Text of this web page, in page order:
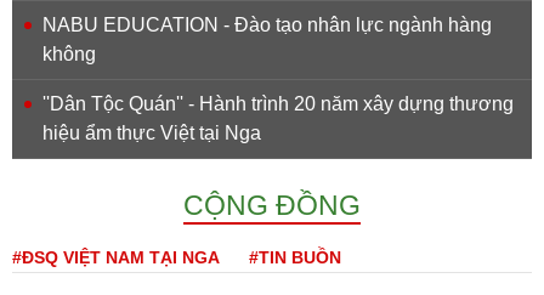
NABU EDUCATION - Đào tạo nhân lực ngành hàng
không
''Dân Tộc Quán'' - Hành trình 20 năm xây dựng thương
hiệu ẩm thực Việt tại Nga
CỘNG ĐỒNG
#ĐSQ VIỆT NAM TẠI NGA #TIN BUỒN